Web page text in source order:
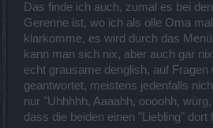
Das finde ich auch, zumal es bei
Gerenne ist, wo ich als olle Oma
klarkomme, es wird durch das
kann man sich nix, aber auch gar
echt grausame denglish, auf Fragen
geantwortet, meistens jedenfalls
nur "Uhhhhh, Aaaahh, oooohh,
dass die beiden einen "Liebling"